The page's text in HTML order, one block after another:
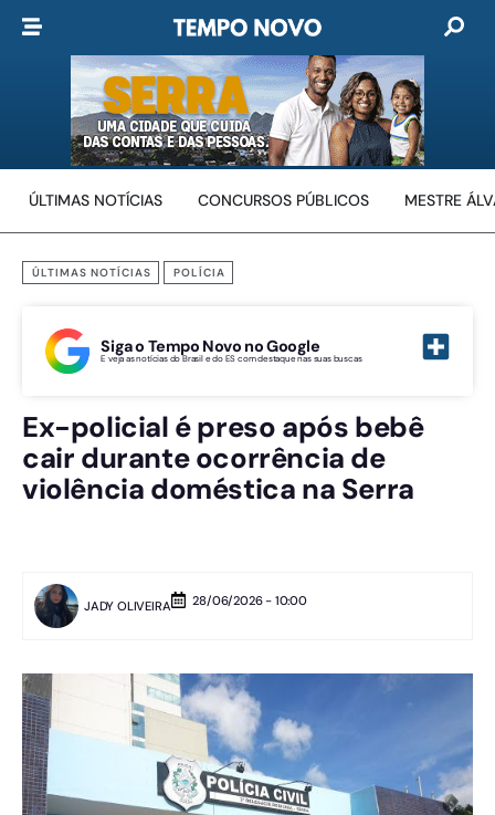
ÚLTIMAS NOTÍCIAS CONCURSOS PÚBLICOS MESTRE
ÚLTIMAS NOTÍCIAS POLÍCIA
Siga o Tempo Novo no Google
E veja as notícias do Brasil e do ES com destaque nas suas buscas
Ex-policial é preso após bebê
cair durante ocorrência de
violência doméstica na Serra
JADY OLIVEIRA 28/06/2026 - 10:00